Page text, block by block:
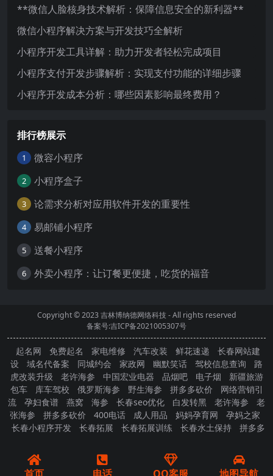
**微信人脸核身技术解析：保障信息安全的新利器**
微信小程序解决方案与开发技巧全解析
小程序开发工具详解：助力开发者轻松完成项目
小程序支付开发步骤解析：实现支付功能的详细步骤
小程序开发成本分析：哪些因素影响最终费用？
排行榜展示
1 微容小程序
2 小程序盒子
3 论需求分析对应用软件开发的重要性
4 易邮铺小程序
5 送餐小程序
6 外卖小程序：让订餐更便捷，吃货的福音
Copyright © 2023吉林博纳德网络科技- All rights reserved
备案号:吉ICP备2021005307号
起名网 免费起名 家电维修 汽车改装 鲜花速递
长春网站建
设
域名代备案 同城约会 家政网 幽默笑话 驾校信息查询
路
虎改装升级
老许海参 中国宏业电器 品烟吧 电子烟
新疆旅游
包车
库车驾校 俄罗斯海参 野生海参 拼多多砍价
网络营销引
流
孕妇食谱 燕窝 海参 长春seo优化 白发转黑 老许海参
老
张海参
拼多多砍价 400电话 成人用品 妈妈孕育网
孕妈之家
长春小程序开发
长春拓展 长春拓展训练 长春水土保持
拼多多